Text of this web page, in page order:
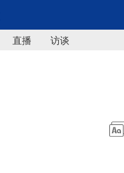
直播
访谈